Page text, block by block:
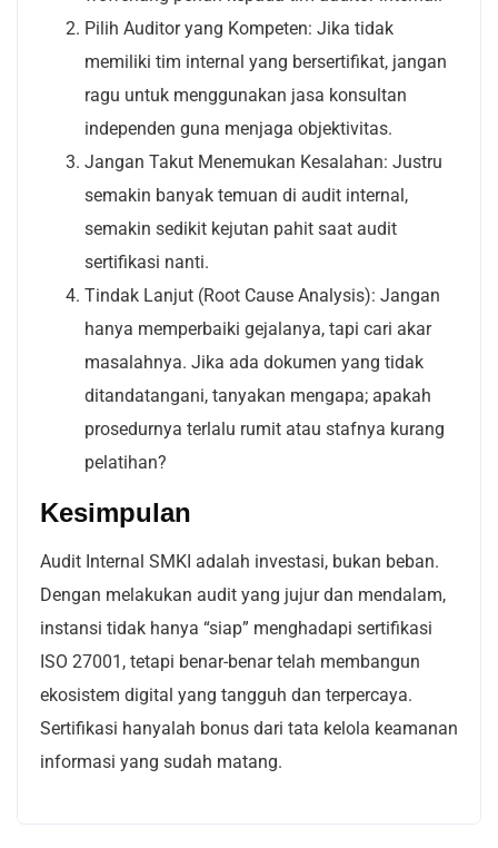
Pilih Auditor yang Kompeten: Jika tidak
memiliki tim internal yang bersertifikat, jangan
ragu untuk menggunakan jasa konsultan
independen guna menjaga objektivitas.
Jangan Takut Menemukan Kesalahan: Justru
semakin banyak temuan di audit internal,
semakin sedikit kejutan pahit saat audit
sertifikasi nanti.
Tindak Lanjut (Root Cause Analysis): Jangan
hanya memperbaiki gejalanya, tapi cari akar
masalahnya. Jika ada dokumen yang tidak
ditandatangani, tanyakan mengapa; apakah
prosedurnya terlalu rumit atau stafnya kurang
pelatihan?
Kesimpulan
Audit Internal SMKI adalah investasi, bukan beban.
Dengan melakukan audit yang jujur dan mendalam,
instansi tidak hanya “siap” menghadapi sertifikasi
ISO 27001, tetapi benar-benar telah membangun
ekosistem digital yang tangguh dan terpercaya.
Sertifikasi hanyalah bonus dari tata kelola keamanan
informasi yang sudah matang.